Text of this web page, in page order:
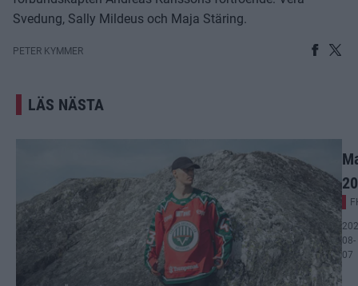
Svedung, Sally Mildeus och Maja Stäring.
PETER KYMMER
LÄS NÄSTA
08-
07